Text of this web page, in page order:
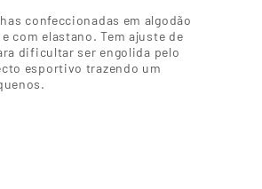
confeccionadas em algodão
com elastano. Tem ajuste de
dificultar ser engolida pelo
esportivo trazendo um